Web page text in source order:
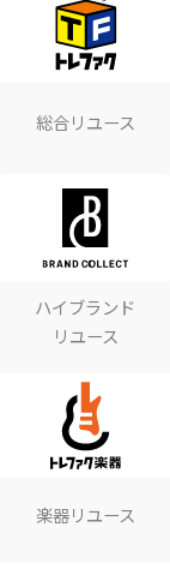
総合リユース
ハイブランド
リユース
楽器リユース